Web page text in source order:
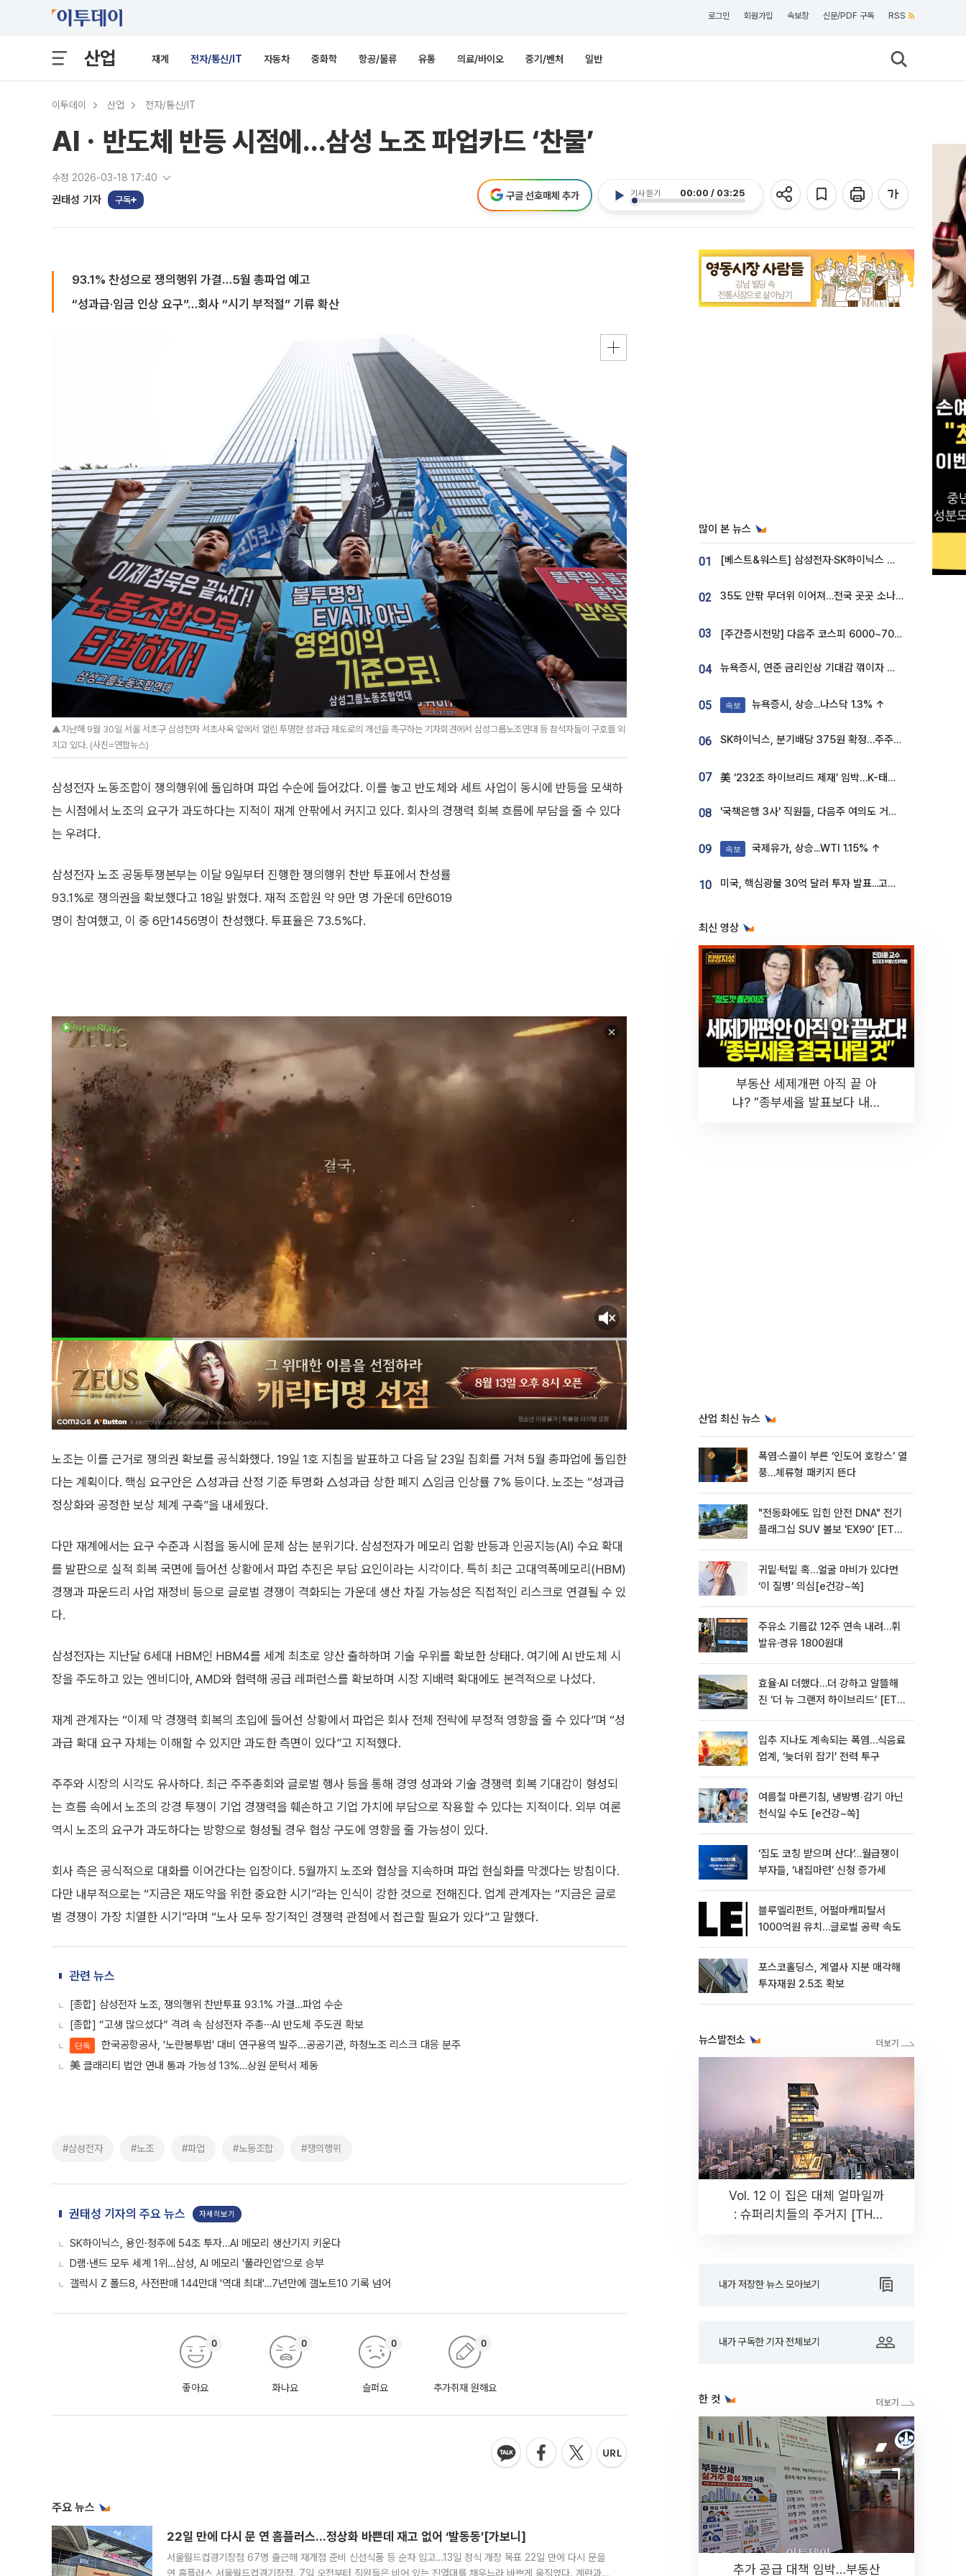
로그인 회원가입 속보창 신문/PDF 구독 RSS
산업 재계 전자/통신/IT 자동차 중화학 항공/물류 유통 의료/바이오 중기/벤처 일반
이투데이 산업 전자/통신/IT
AIㆍ반도체 반등 시점에…삼성 노조 파업카드 ‘찬물’
수정 2026-03-18 17:40
권태성 기자 구독
기사 듣기 00:00 / 03:25
구글 선호매체 추가
93.1% 찬성으로 쟁의행위 가결…5월 총파업 예고
“성과급·임금 인상 요구”…회사 “시기 부적절” 기류 확산
▲지난해 9월 30일 서울 서초구 삼성전자 서초사옥 앞에서 열린 투명한 성과급 제도로의 개선을 촉구하는 기자회견에서 삼성그룹노조연대 등 참석자들이 구호를 외
치고 있다. (사진=연합뉴스)
삼성전자 노동조합이 쟁의행위에 돌입하며 파업 수순에 들어갔다. 이를 놓고 반도체와 세트 사업이 동시에 반등을 모색하
는 시점에서 노조의 요구가 과도하다는 지적이 재계 안팎에서 커지고 있다. 회사의 경쟁력 회복 흐름에 부담을 줄 수 있다
는 우려다.
삼성전자 노조 공동투쟁본부는 이달 9일부터 진행한 쟁의행위 찬반 투표에서 찬성률
93.1%로 쟁의권을 확보했다고 18일 밝혔다. 재적 조합원 약 9만 명 가운데 6만6019
명이 참여했고, 이 중 6만1456명이 찬성했다. 투표율은 73.5%다.
노조는 이를 근거로 쟁의권 확보를 공식화했다. 19일 1호 지침을 발표하고 다음 달 23일 집회를 거쳐 5월 총파업에 돌입한
다는 계획이다. 핵심 요구안은 △성과급 산정 기준 투명화 △성과급 상한 폐지 △임금 인상률 7% 등이다. 노조는 “성과급
정상화와 공정한 보상 체계 구축”을 내세웠다.
다만 재계에서는 요구 수준과 시점을 동시에 문제 삼는 분위기다. 삼성전자가 메모리 업황 반등과 인공지능(AI) 수요 확대
를 발판으로 실적 회복 국면에 들어선 상황에서 파업 추진은 부담 요인이라는 시각이다. 특히 최근 고대역폭메모리(HBM)
경쟁과 파운드리 사업 재정비 등으로 글로벌 경쟁이 격화되는 가운데 생산 차질 가능성은 직접적인 리스크로 연결될 수 있
다.
삼성전자는 지난달 6세대 HBM인 HBM4를 세계 최초로 양산 출하하며 기술 우위를 확보한 상태다. 여기에 AI 반도체 시
장을 주도하고 있는 엔비디아, AMD와 협력해 공급 레퍼런스를 확보하며 시장 지배력 확대에도 본격적으로 나섰다.
재계 관계자는 “이제 막 경쟁력 회복의 초입에 들어선 상황에서 파업은 회사 전체 전략에 부정적 영향을 줄 수 있다”며 “성
과급 확대 요구 자체는 이해할 수 있지만 과도한 측면이 있다”고 지적했다.
주주와 시장의 시각도 유사하다. 최근 주주총회와 글로벌 행사 등을 통해 경영 성과와 기술 경쟁력 회복 기대감이 형성되
는 흐름 속에서 노조의 강경 투쟁이 기업 경쟁력을 훼손하고 기업 가치에 부담으로 작용할 수 있다는 지적이다. 외부 여론
역시 노조의 요구가 과도하다는 방향으로 형성될 경우 협상 구도에 영향을 줄 가능성이 있다.
회사 측은 공식적으로 대화를 이어간다는 입장이다. 5월까지 노조와 협상을 지속하며 파업 현실화를 막겠다는 방침이다.
다만 내부적으로는 “지금은 재도약을 위한 중요한 시기”라는 인식이 강한 것으로 전해진다. 업계 관계자는 “지금은 글로
벌 경쟁이 가장 치열한 시기”라며 “노사 모두 장기적인 경쟁력 관점에서 접근할 필요가 있다”고 말했다.
관련 뉴스
[종합] 삼성전자 노조, 쟁의행위 찬반투표 93.1% 가결…파업 수순
[종합] “고생 많으셨다” 격려 속 삼성전자 주총⋯AI 반도체 주도권 확보
단독
한국공항공사, '노란봉투법' 대비 연구용역 발주...공공기관, 하청노조 리스크 대응 분주
美 클래리티 법안 연내 통과 가능성 13%…상원 문턱서 제동
#삼성전자 #노조 #파업 #노동조합 #쟁의행위
권태성 기자의 주요 뉴스 자세히보기
SK하이닉스, 용인·청주에 54조 투자…AI 메모리 생산기지 키운다
D램·낸드 모두 세계 1위…삼성, AI 메모리 '풀라인업'으로 승부
갤럭시 Z 폴드8, 사전판매 144만대 '역대 최대'…7년만에 갤노트10 기록 넘어
좋아요
0
화나요
0
슬퍼요
0
추가취재 원해요
0
주요 뉴스
22일 만에 다시 문 연 홈플러스…정상화 바쁜데 재고 없어 ‘발동동’[가보니]
서울월드컵경기장점 67명 출근해 재개점 준비 신선식품 등 순차 입고…13일 정식 개장 목표 22일 만에 다시 문을
연 홈플러스 서울월드컵경기장점. 7일 오전부터 직원들은 비어 있는 진열대를 채우느라 바쁘게 움직였다. 계란과
많이 본 뉴스
01 [베스트&워스트] 삼성전자·SK하이닉스 밀린 한 주…상상인증권은 85% 급등
02 35도 안팎 무더위 이어져…전국 곳곳 소나기 [오늘 날씨]
03 [주간증시전망] 다음주 코스피 6000~7000⋯“外人 수급은 정책이 변수”
04 뉴욕증시, 연준 금리인상 기대감 꺾이자 상승...S&P500 사상 최고치 [종합]
05 속보 뉴욕증시, 상승...나스닥 1.3% ↑
06 SK하이닉스, 분기배당 375원 확정…주주환원책 9월로 앞당겨 발표
07 美 ‘232조 하이브리드 제재’ 임박…K-태양광, 불확실성 털고 날개 다나
08 '국책은행 3사' 직원들, 다음주 여의도 거리 나서는 까닭은
09 속보 국제유가, 상승...WTI 1.15% ↑
10 미국, 핵심광물 30억 달러 투자 발표...고려아연 대미투자 언급
최신 영상
부동산 세제개편 아직 끝 아
냐? "종부세율 발표보다 내릴
산업 최신 뉴스
폭염·스콜이 부른 ‘인도어 호캉스’ 열
풍…체류형 패키지 뜬다
"전동화에도 입힌 안전 DNA" 전기
플래그십 SUV 볼보 'EX90' [ET의
귀밑·턱밑 혹…얼굴 마비가 있다면
‘이 질병’ 의심[e건강~쏙]
주유소 기름값 12주 연속 내려…휘
발유·경유 1800원대
효율·AI 더했다…더 강하고 알뜰해
진 ‘더 뉴 그랜저 하이브리드’ [ET의
입추 지나도 계속되는 폭염…식음료
업계, ‘늦더위 잡기’ 전력 투구
여름철 마른기침, 냉방병‧감기 아닌
천식일 수도 [e건강~쏙]
‘집도 코칭 받으며 산다’…월급쟁이
부자들, ‘내집마련’ 신청 증가세
블루엘리펀트, 어펄마캐피탈서
1000억원 유치…글로벌 공략 속도
포스코홀딩스, 계열사 지분 매각해
투자재원 2.5조 확보
뉴스발전소
Vol. 12 이 집은 대체 얼마일까
: 슈퍼리치들의 주거지 [THE
내가 저장한 뉴스 모아보기
내가 구독한 기자 전체보기
한 컷
추가 공급 대책 임박…부동산